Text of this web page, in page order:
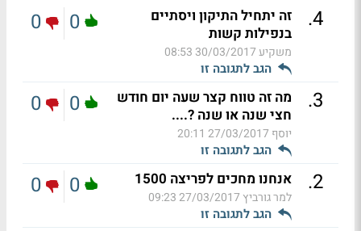
4
.
זה יתחיל התיקון ויסתיים
בנפילות קשות
משקיע30/03/2017 08:53
הגב לתגובה זו
0
0
3
.
מה זה טווח קצר שעה יום חודש
חצי שנה או שנה ?....
יוסף 27/03/2017 20:11
הגב לתגובה זו
0
0
2
. אנחנו מחכים לפריצה 1500
למר גורביץ 27/03/2017 09:23
הגב לתגובה זו
0
0